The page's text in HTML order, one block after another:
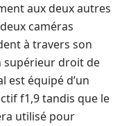
aux deux autres
caméras
à travers son
supérieur droit de
est équipé d’un
f1,9 tandis que le
utilisé pour